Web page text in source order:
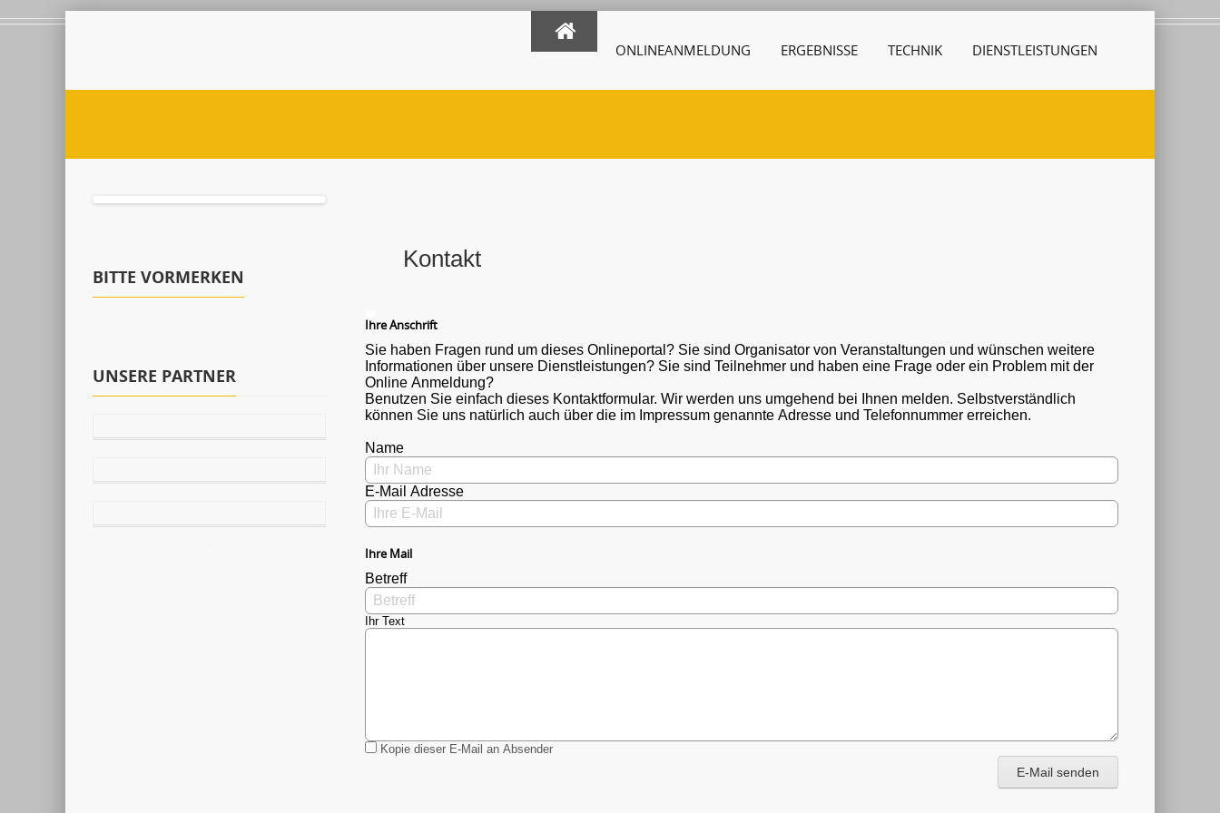
ONLINEANMELDUNG ERGEBNISSE TECHNIK DIENSTLEISTUNGEN
BITTE VORMERKEN
UNSERE PARTNER
Kontakt
Ihre Anschrift
Sie haben Fragen rund um dieses Onlineportal? Sie sind Organisator von Veranstaltungen und wünschen weitere
Informationen über unsere Dienstleistungen? Sie sind Teilnehmer und haben eine Frage oder ein Problem mit der
Online Anmeldung?
Benutzen Sie einfach dieses Kontaktformular. Wir werden uns umgehend bei Ihnen melden. Selbstverständlich
können Sie uns natürlich auch über die im Impressum genannte Adresse und Telefonnummer erreichen.
Name
E-Mail Adresse
Ihre Mail
Betreff
Ihr Text
Kopie dieser E-Mail an Absender
E-Mail senden